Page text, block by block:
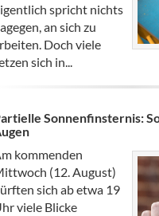
spricht nichts
an sich zu
Doch viele
sich in...
Sonnenfinsternis:
kommenden
(12. August)
sich ab etwa 19
viele Blicke